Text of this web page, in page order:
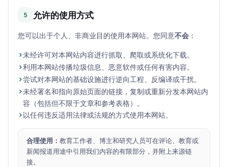
5 允许的使用方式
您可以出于个人、非商业目的使用本网站。您同意不会 ：
未经许可对本网站内容进行抓取、爬取或系统化下载。
利用本网站传播垃圾信息、恶意软件或任何有害内容。
尝试对本网站的基础设施进行逆向工程、反编译或干扰。
未经署名和指向原始页面的链接，复制或重新分发本网站内
容（包括但不限于文章和参考表格）。
以任何违反适用法律或法规的方式使用本网站。
合理使用： 教育工作者、博主和研究人员可在评论、教育或
新闻报道用途中引用我们内容的有限部分，并附上来源链
接。